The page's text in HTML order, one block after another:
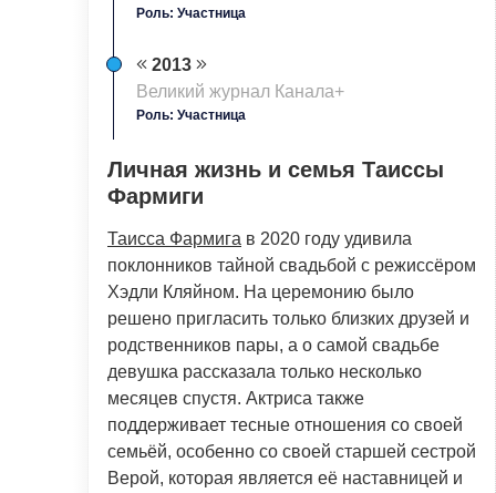
Роль: Участница
2013
Великий журнал Канала+
Роль: Участница
Личная жизнь и семья Таиссы
Фармиги
Таисса Фармига в 2020 году удивила
поклонников тайной свадьбой с режиссёром
Хэдли Кляйном. На церемонию было
решено пригласить только близких друзей и
родственников пары, а о самой свадьбе
девушка рассказала только несколько
месяцев спустя. Актриса также
поддерживает тесные отношения со своей
семьёй, особенно со своей старшей сестрой
Верой, которая является её наставницей и